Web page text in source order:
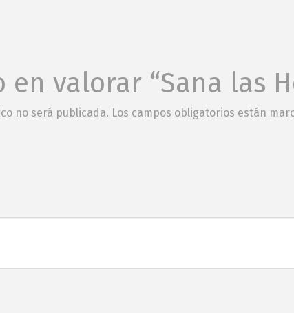
valorar “Sana las
no será publicada. Los campos obligatorios están